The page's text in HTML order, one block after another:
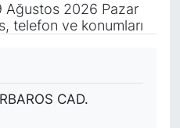
2026 Pazar
telefon ve konumları
CAD.